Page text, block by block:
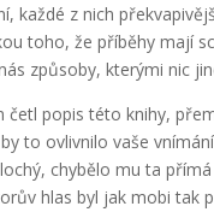
každé z nich
toho, že příběhy mají
způsoby, kterými nic
četl popis této knihy,
to ovlivnilo vaše
chybělo mu ta
hlas byl jak mobi tak